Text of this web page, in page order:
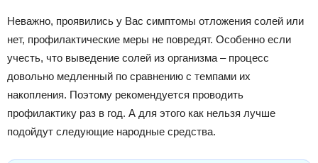
Неважно, проявились у Вас симптомы отложения солей или
нет, профилактические меры не повредят. Особенно если
учесть, что выведение солей из организма – процесс
довольно медленный по сравнению с темпами их
накопления. Поэтому рекомендуется проводить
профилактику раз в год. А для этого как нельзя лучше
подойдут следующие народные средства.